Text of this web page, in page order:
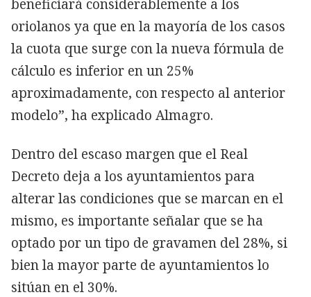
beneficiará considerablemente a los
oriolanos ya que en la mayoría de los casos
la cuota que surge con la nueva fórmula de
cálculo es inferior en un 25%
aproximadamente, con respecto al anterior
modelo”, ha explicado Almagro.
Dentro del escaso margen que el Real
Decreto deja a los ayuntamientos para
alterar las condiciones que se marcan en el
mismo, es importante señalar que se ha
optado por un tipo de gravamen del 28%, si
bien la mayor parte de ayuntamientos lo
sitúan en el 30%.